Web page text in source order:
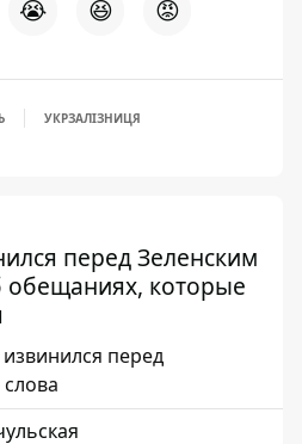
😭 😆 😡
УКРЗАЛІЗНИЦЯ
перед Зеленским
которые
перед